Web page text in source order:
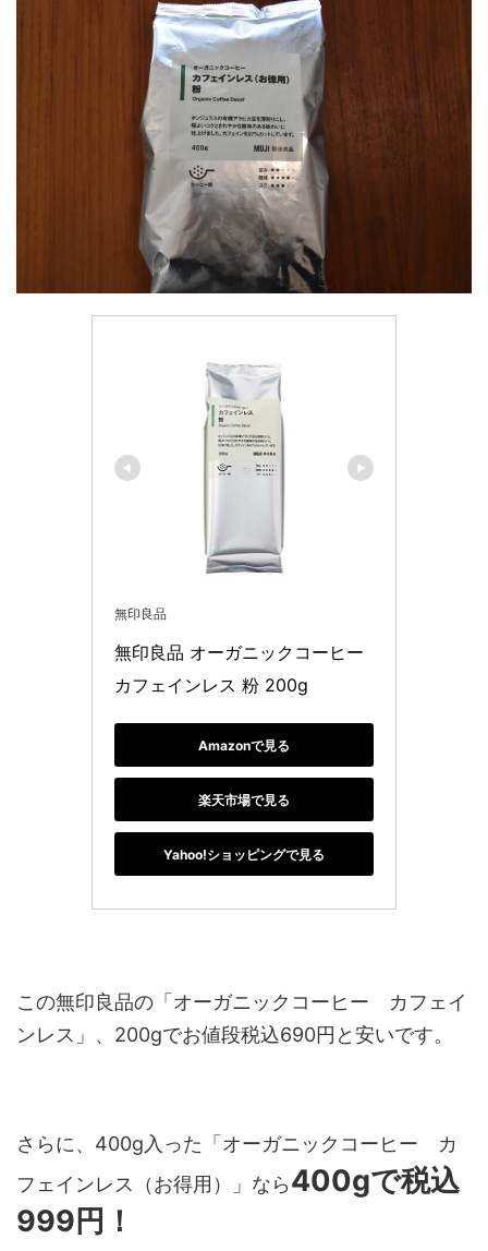
無印良品
無印良品 オーガニックコーヒー
カフェインレス 粉 200g
Amazonで見る
楽天市場で見る
Yahoo!ショッピングで見る
この無印良品の「オーガニックコーヒー カフェイ
ンレス」、 200gでお値段税込690円と安いです。
さらに、400g入った「オーガニックコーヒー カ
フェインレス（お得用） 」なら400gで税込
999円！